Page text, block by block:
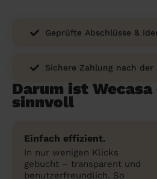
Geprüfte Abschlüsse &
Sichere Zahlung nach der
Darum ist
sinnvoll
Einfach effizient.
In nur wenigen Klicks
gebucht – transparent und
benutzerfreundlich. So